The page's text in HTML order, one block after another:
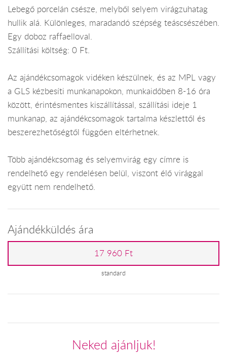
Lebegő porcelán csésze, melyből selyem virágzuhatag
hullik alá. Különleges, maradandó szépség teáscsészében.
Egy doboz raffaelloval.
Szállítási költség: 0 Ft.
Az ajándékcsomagok vidéken készülnek, és az MPL vagy
a GLS kézbesíti munkanapokon, munkaidőben 8-16 óra
között, érintésmentes kiszállítással, szállítási ideje 1
munkanap, az ajándékcsomagok tartalma készlettől és
beszerezhetőségtől függően eltérhetnek.
Több ajándékcsomag és selyemvirág egy címre is
rendelhető egy rendelésen belül, viszont élő virággal
együtt nem rendelhető.
Ajándékküldés ára
17 960 Ft
standard
Neked ajánljuk!